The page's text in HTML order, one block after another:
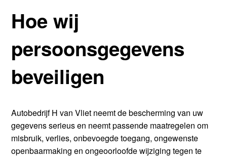
Hoe wij
persoonsgegevens
beveiligen
Autobedrijf H van Vliet neemt de bescherming van uw
gegevens serieus en neemt passende maatregelen om
misbruik, verlies, onbevoegde toegang, ongewenste
openbaarmaking en ongeoorloofde wijziging tegen te